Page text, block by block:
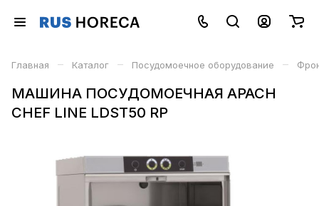
Главная – Каталог – Посудомоечное оборудование –
МАШИНА ПОСУДОМОЕЧНАЯ APACH
CHEF LINE LDST50 RP